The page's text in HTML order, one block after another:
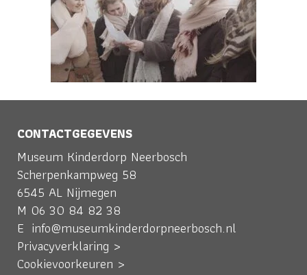
CONTACTGEGEVENS
Museum Kinderdorp Neerbosch
Scherpenkampweg 58
6545 AL Nijmegen
M 06 30 84 82 38
E info@museumkinderdorpneerbosch.nl
Privacyverklaring >
Cookievoorkeuren >